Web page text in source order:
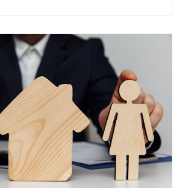
Смотреть дело